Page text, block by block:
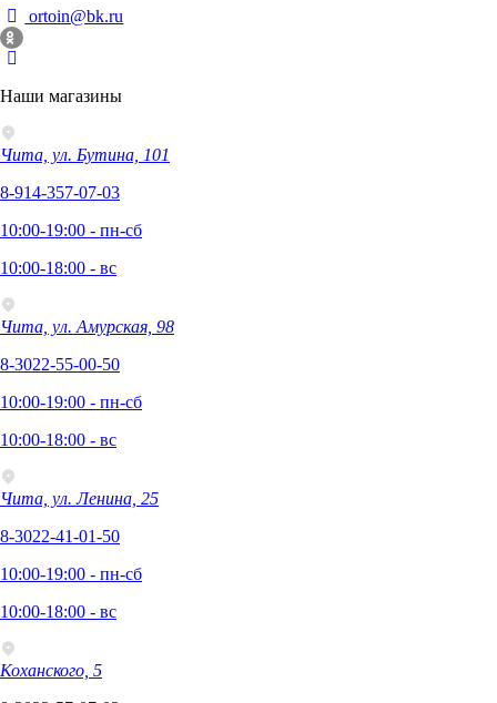
ortoin@bk.ru
Наши магазины
Чита, ул. Бутина, 101
8-914-357-07-03
10:00-19:00 - пн-сб
10:00-18:00 - вс
Чита, ул. Амурская, 98
8-3022-55-00-50
10:00-19:00 - пн-сб
10:00-18:00 - вс
Чита, ул. Ленина, 25
8-3022-41-01-50
10:00-19:00 - пн-сб
10:00-18:00 - вс
Коханского, 5